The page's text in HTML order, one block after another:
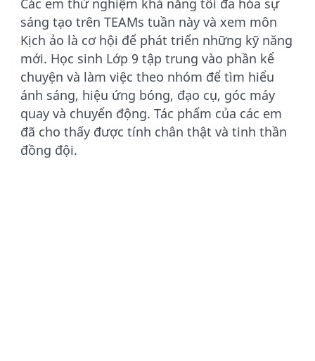
Các em thử nghiệm khả năng tối đa hóa sự
sáng tạo trên TEAMs tuần này và xem môn
Kịch ảo là cơ hội để phát triển những kỹ năng
mới. Học sinh Lớp 9 tập trung vào phần kể
chuyện và làm việc theo nhóm để tìm hiểu
ánh sáng, hiệu ứng bóng, đạo cụ, góc máy
quay và chuyển động. Tác phẩm của các em
đã cho thấy được tính chân thật và tinh thần
đồng đội.